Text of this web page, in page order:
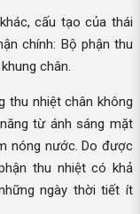
cấu tạo của thái
chính: Bộ phận thu
chân.
thu nhiệt chân không
từ ánh sáng mặt
nóng nước. Do được
thu nhiệt có khả
ngày thời tiết ít